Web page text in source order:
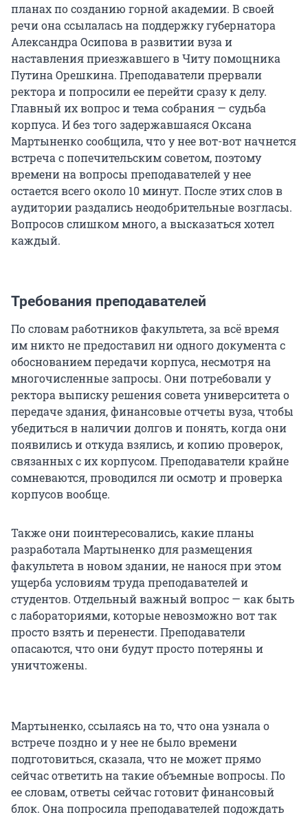
планах по созданию горной академии. В своей
речи она ссылалась на поддержку губернатора
Александра Осипова в развитии вуза и
наставления приезжавшего в Читу помощника
Путина Орешкина. Преподаватели прервали
ректора и попросили ее перейти сразу к делу.
Главный их вопрос и тема собрания — судьба
корпуса. И без того задержавшаяся Оксана
Мартыненко сообщила, что у нее вот-вот начнется
встреча с попечительским советом, поэтому
времени на вопросы преподавателей у нее
остается всего около 10 минут. После этих слов в
аудитории раздались неодобрительные возгласы.
Вопросов слишком много, а высказаться хотел
каждый.
Требования преподавателей
По словам работников факультета, за всё время
им никто не предоставил ни одного документа с
обоснованием передачи корпуса, несмотря на
многочисленные запросы. Они потребовали у
ректора выписку решения совета университета о
передаче здания, финансовые отчеты вуза, чтобы
убедиться в наличии долгов и понять, когда они
появились и откуда взялись, и копию проверок,
связанных с их корпусом. Преподаватели крайне
сомневаются, проводился ли осмотр и проверка
корпусов вообще.
Также они поинтересовались, какие планы
разработала Мартыненко для размещения
факультета в новом здании, не нанося при этом
ущерба условиям труда преподавателей и
студентов. Отдельный важный вопрос — как быть
с лабораториями, которые невозможно вот так
просто взять и перенести. Преподаватели
опасаются, что они будут просто потеряны и
уничтожены.
Мартыненко, ссылаясь на то, что она узнала о
встрече поздно и у нее не было времени
подготовиться, сказала, что не может прямо
сейчас ответить на такие объемные вопросы. По
ее словам, ответы сейчас готовит финансовый
блок. Она попросила преподавателей подождать